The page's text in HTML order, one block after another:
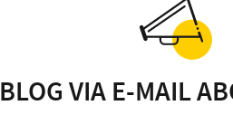
BLOG VIA E-MAIL